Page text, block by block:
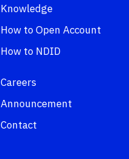
Knowledge
How to Open Account
How to NDID
Careers
Announcement
Contact